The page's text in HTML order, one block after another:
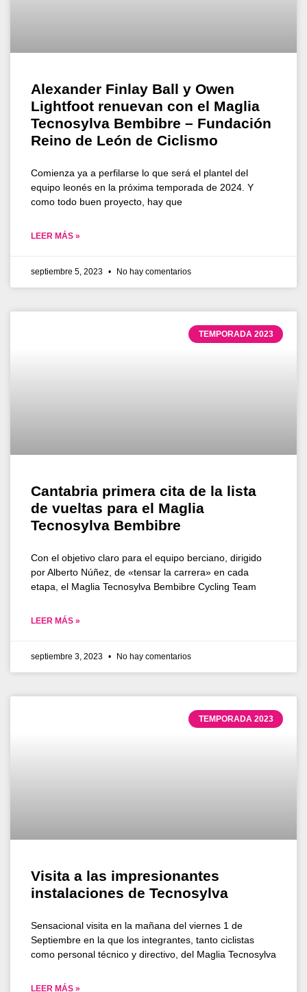
Alexander Finlay Ball y Owen
Lightfoot renuevan con el Maglia
Tecnosylva Bembibre – Fundación
Reino de León de Ciclismo
Comienza ya a perfilarse lo que será el plantel del
equipo leonés en la próxima temporada de 2024. Y
como todo buen proyecto, hay que
LEER MÁS »
septiembre 5, 2023 No hay comentarios
TEMPORADA 2023
Cantabria primera cita de la lista
de vueltas para el Maglia
Tecnosylva Bembibre
Con el objetivo claro para el equipo berciano, dirigido
por Alberto Núñez, de «tensar la carrera» en cada
etapa, el Maglia Tecnosylva Bembibre Cycling Team
LEER MÁS »
septiembre 3, 2023 No hay comentarios
TEMPORADA 2023
Visita a las impresionantes
instalaciones de Tecnosylva
Sensacional visita en la mañana del viernes 1 de
Septiembre en la que los integrantes, tanto ciclistas
como personal técnico y directivo, del Maglia Tecnosylva
LEER MÁS »